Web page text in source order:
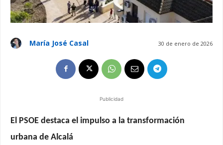
30 de enero de 2026
María José Casal
Publicidad
El PSOE destaca el impulso a la transformación
urbana de Alcalá